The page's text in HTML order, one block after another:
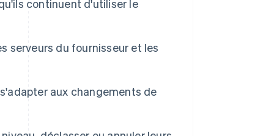
continuent d'utiliser le
serveurs du fournisseur et les
aux changements de